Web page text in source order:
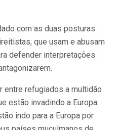
com as duas posturas
que usam e abusam
defender interpretações
entre refugiados a multidão
estão invadindo a Europa.
indo para a Europa por